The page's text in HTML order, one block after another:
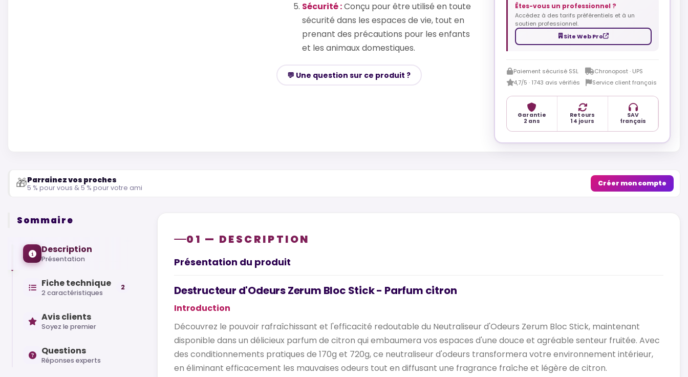
Sécurité :Conçu pour être utilisé en toute
sécurité dans les espaces de vie, tout en
prenant des précautions pour les enfants
et les animaux domestiques.
💬 Une question sur ce produit ?
Êtes-vous un professionnel ?
Accédez à des tarifs préférentiels et à un
soutien professionnel.
Site Web Pro
Paiement sécurisé SSL
Chronopost · UPS
4,7/5 · 1743 avis vérifiés
Service client français
Garantie
2 ans
Retours
14 jours
SAV
français
🎁Parrainez vos proches
5 % pour vous & 5 % pour votre ami Créer mon compte
Sommaire
Description
Présentation
Fiche technique
2 caractéristiques
2
Avis clients
Soyez le premier
Questions
Réponses experts
01 — DESCRIPTION
Présentation du produit
Destructeur d'Odeurs Zerum Bloc Stick - Parfum citron
Introduction
Découvrez le pouvoir rafraîchissant et l'efficacité redoutable du Neutraliseur d'Odeurs Zerum Bloc Stick, maintenant
disponible dans un délicieux parfum de citron qui embaumera vos espaces d'une douce et agréable senteur fruitée. Avec
des conditionnements pratiques de 170g et 720g, ce neutraliseur d'odeurs transformera votre environnement intérieur,
en éliminant efficacement les mauvaises odeurs tout en diffusant une fragrance fraîche et légère de citron.